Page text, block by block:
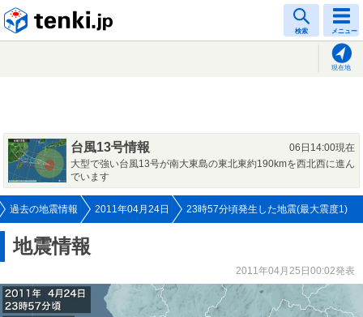
検索 メニュー
現在地
台風13号情報
06日14:00現在
大型で強い台風13号が南大東島の東北東約190kmを西北西に進ん
でいます
過去の地震情報 2011年04月24日 23時57分頃発生した地震(最大震度1)
地震情報
2011年04月25日00:02発表